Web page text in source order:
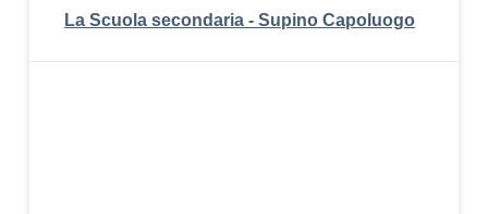
La Scuola secondaria - Supino Capoluogo